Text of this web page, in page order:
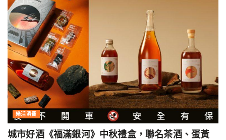
樂活消費
城市好酒《福滿銀河》中秋禮盒，聯名茶酒、蛋黃